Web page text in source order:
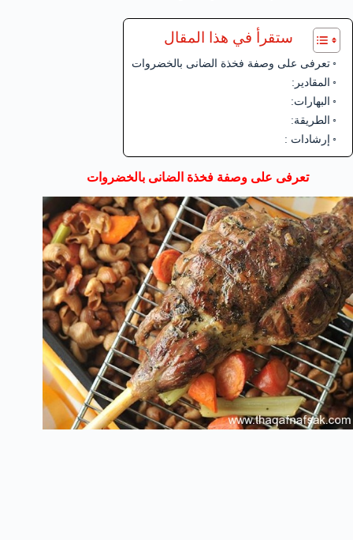
ستقرأ في هذا المقال
تعرفى على وصفة فخذة الضانى بالخضروات
المقادير:
البهارات:
الطريقة:
إرشادات :
تعرفى على وصفة فخذة الضانى بالخضروات